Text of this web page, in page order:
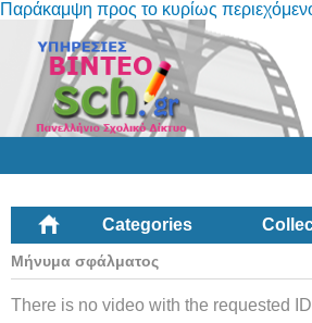
Παράκαμψη προς το κυρίως
Categories
Μήνυμα σφάλματος
There is no video with the requested